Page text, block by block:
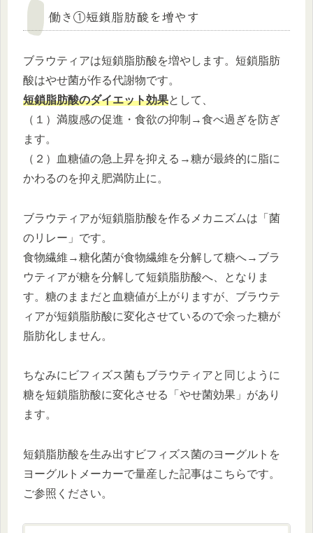
働き①短鎖脂肪酸を増やす
ブラウティアは短鎖脂肪酸を増やします。短鎖脂肪
酸はやせ菌が作る代謝物です。
短鎖脂肪酸のダイエット効果として、
（１）満腹感の促進・食欲の抑制→食べ過ぎを防ぎ
ます。
（２）血糖値の急上昇を抑える→糖が最終的に脂に
かわるのを抑え肥満防止に。
ブラウティアが短鎖脂肪酸を作るメカニズムは「菌
のリレー」です。
食物繊維→糖化菌が食物繊維を分解して糖へ→ブラ
ウティアが糖を分解して短鎖脂肪酸へ、となりま
す。糖のままだと血糖値が上がりますが、ブラウテ
ィアが短鎖脂肪酸に変化させているので余った糖が
脂肪化しません。
ちなみにビフィズス菌もブラウティアと同じように
糖を短鎖脂肪酸に変化させる「やせ菌効果」があり
ます。
短鎖脂肪酸を生み出すビフィズス菌のヨーグルトを
ヨーグルトメーカーで量産した記事はこちらです。
ご参照ください。